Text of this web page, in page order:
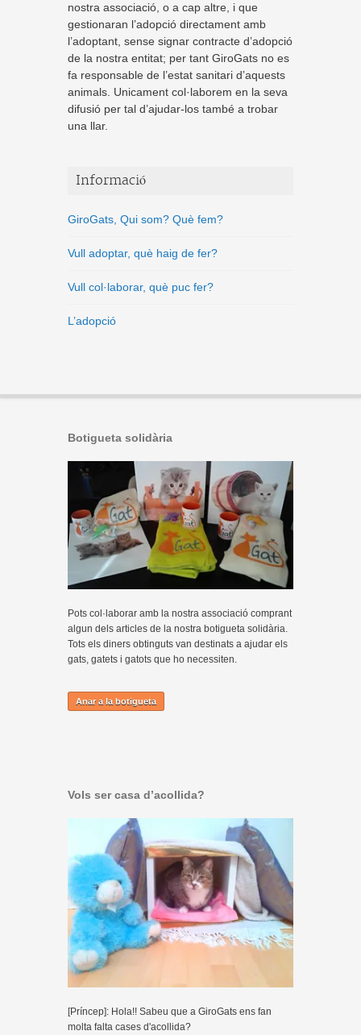
nostra associació, o a cap altre, i que
gestionaran l’adopció directament amb
l’adoptant, sense signar contracte d’adopció
de la nostra entitat; per tant GiroGats no es
fa responsable de l’estat sanitari d’aquests
animals. Unicament col·laborem en la seva
difusió per tal d’ajudar-los també a trobar
una llar.
Informació
GiroGats, Qui som? Què fem?
Vull adoptar, què haig de fer?
Vull col·laborar, què puc fer?
L’adopció
Botigueta solidària
Pots col·laborar amb la nostra associació comprant
algun dels articles de la nostra botigueta solidària.
Tots els diners obtinguts van destinats a ajudar els
gats, gatets i gatots que ho necessiten.
Anar a la botigueta
Vols ser casa d’acollida?
[Príncep]: Hola!! Sabeu que a GiroGats ens fan
molta falta cases d'acollida?